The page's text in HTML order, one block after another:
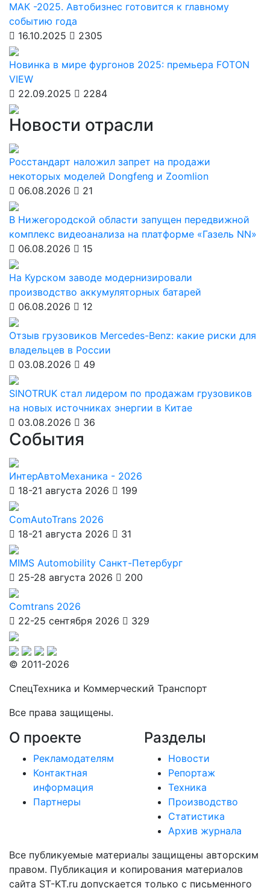
МАК -2025. Автобизнес готовится к главному
событию года
16.10.2025
2305
Новинка в мире фургонов 2025: премьера FOTON
VIEW
22.09.2025
2284
Новости отрасли
Росстандарт наложил запрет на продажи
некоторых моделей Dongfeng и Zoomlion
06.08.2026
21
В Нижегородской области запущен передвижной
комплекс видеоанализа на платформе «Газель NN»
06.08.2026
15
На Курском заводе модернизировали
производство аккумуляторных батарей
06.08.2026
12
Отзыв грузовиков Mercedes-Benz: какие риски для
владельцев в России
03.08.2026
49
SINOTRUK стал лидером по продажам грузовиков
на новых источниках энергии в Китае
03.08.2026
36
События
ИнтерАвтоМеханика - 2026
18-21 августа 2026
199
ComAutoTrans 2026
18-21 августа 2026
31
MIMS Automobility Санкт-Петербург
25-28 августа 2026
200
Comtrans 2026
22-25 сентября 2026
329
© 2011-2026
СпецТехника и Коммерческий Транспорт
Все права защищены.
О проекте
Рекламодателям
Контактная
информация
Партнеры
Разделы
Новости
Репортаж
Техника
Производство
Статистика
Архив журнала
Все публикуемые материалы защищены авторским
правом. Публикация и копирования материалов
сайта ST-KT.ru допускается только с письменного